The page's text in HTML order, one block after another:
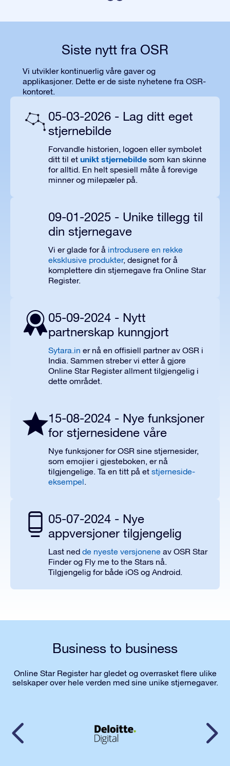
Siste nytt fra OSR
Vi utvikler kontinuerlig våre gaver og
applikasjoner. Dette er de siste nyhetene fra OSR-
kontoret.
05-03-2026 - Lag ditt eget
stjernebilde
Forvandle historien, logoen eller symbolet
ditt til et unikt stjernebilde som kan skinne
for alltid. En helt spesiell måte å forevige
minner og milepæler på.
09-01-2025 - Unike tillegg til
din stjernegave
Vi er glade for å introdusere en rekke
eksklusive produkter, designet for å
komplettere din stjernegave fra Online Star
Register.
05-09-2024 - Nytt
partnerskap kunngjort
Sytara.in er nå en offisiell partner av OSR i
India. Sammen streber vi etter å gjøre
Online Star Register allment tilgjengelig i
dette området.
15-08-2024 - Nye funksjoner
for stjernesidene våre
Nye funksjoner for OSR sine stjernesider,
som emojier i gjesteboken, er nå
tilgjengelige. Ta en titt på et stjerneside-
eksempel.
05-07-2024 - Nye
appversjoner tilgjengelig
Last ned de nyeste versjonene av OSR Star
Finder og Fly me to the Stars nå.
Tilgjengelig for både iOS og Android.
Business to business
Online Star Register har gledet og overrasket flere ulike
selskaper over hele verden med sine unike stjernegaver.